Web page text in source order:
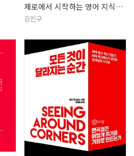
제로에서 시작하는 영어 지식의 힘
김민구